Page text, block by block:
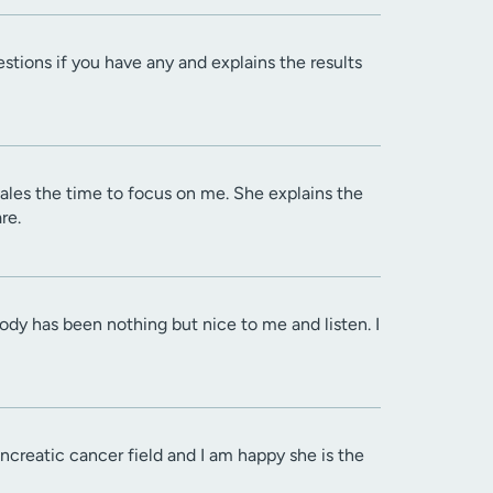
if you have any and explains the results
the time to focus on me. She explains the
has been nothing but nice to me and listen. I
cancer field and I am happy she is the